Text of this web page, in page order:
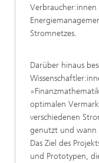
Verbraucher:innen
Stromnetzes.
Darüber hinaus
optimalen
verschiedenen
genutzt und wann
Das Ziel des
und Prototypen,